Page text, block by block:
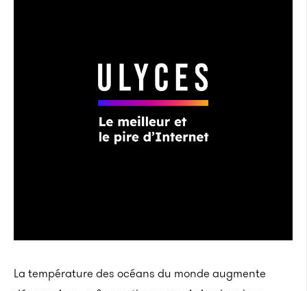
La température des océans du monde augmente